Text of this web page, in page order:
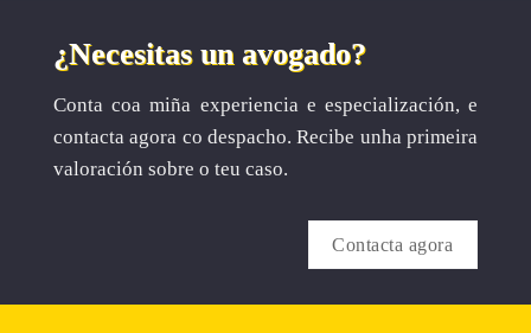
¿Necesitas un avogado?
Conta coa miña experiencia e especialización, e
contacta agora co despacho. Recibe unha primeira
valoración sobre o teu caso.
Contacta agora